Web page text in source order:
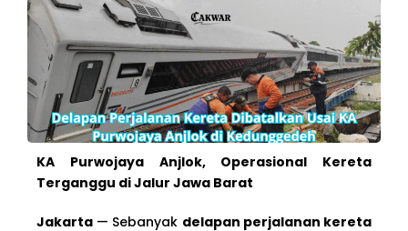
KA Purwojaya Anjlok, Operasional Kereta
Terganggu di Jalur Jawa Barat
Jakarta — Sebanyak delapan perjalanan kereta